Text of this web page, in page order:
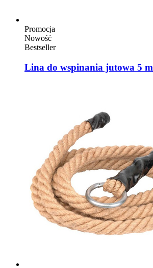
Promocja
Nowość
Bestseller
Lina do wspinania jutowa 5 m